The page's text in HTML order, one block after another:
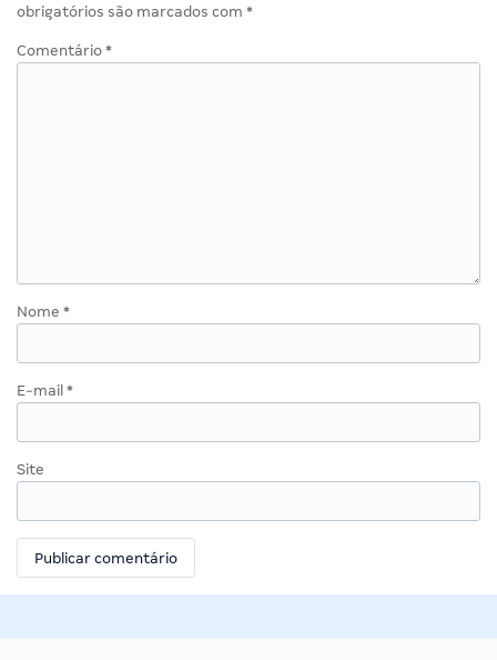
obrigatórios são marcados com *
Comentário *
Nome *
E-mail *
Site